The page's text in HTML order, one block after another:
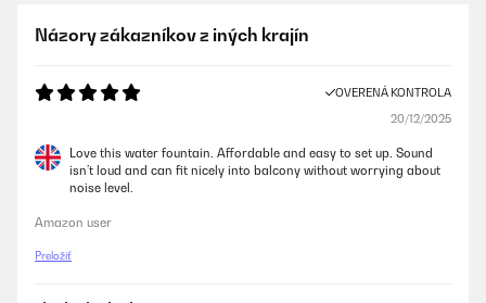
Názory zákazníkov z iných krajín
OVERENÁ KONTROLA
20/12/2025
Love this water fountain. Affordable and easy to set up. Sound
isn’t loud and can fit nicely into balcony without worrying about
noise level.
Amazon user
Preložiť